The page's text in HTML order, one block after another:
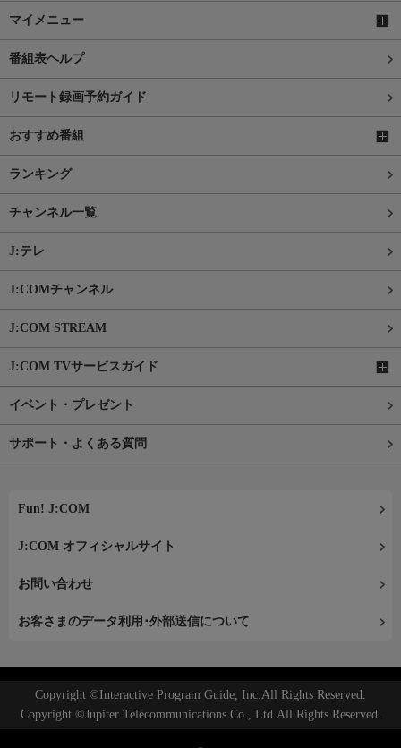
マイメニュー
番組表ヘルプ
リモート録画予約ガイド
おすすめ番組
ランキング
チャンネル一覧
J:テレ
J:COMチャンネル
J:COM STREAM
J:COM TVサービスガイド
イベント・プレゼント
サポート・よくある質問
Fun! J:COM
J:COM オフィシャルサイト
お問い合わせ
お客さまのデータ利用･外部送信について
Copyright ©Interactive Program Guide, Inc.All Rights Reserved.
Copyright ©Jupiter Telecommunications Co., Ltd.All Rights Reserved.